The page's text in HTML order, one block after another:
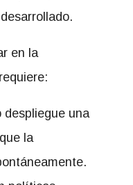
en la
despliegue una
la